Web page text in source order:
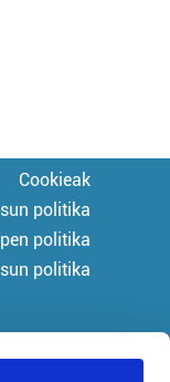
Cookieak
politika
politika
politika